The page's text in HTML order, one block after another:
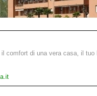
il comfort di una vera casa, il tuo